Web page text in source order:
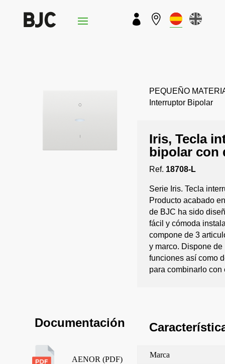
 
PEQUEÑO
Interruptor Bipolar
Iris, Tecla
bipolar con
Ref. 18708-L
Serie Iris. Tecla
Producto acabado
de BJC ha sido
fácil y cómoda
compone de 3
y marco. Dispone
funciones así como
para combinarlo
Documentación
AENOR (PDF)
Marca